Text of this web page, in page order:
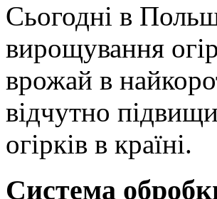
Сьогодні в
вирощування
врожай в
відчутно
огірків в країні.
Система